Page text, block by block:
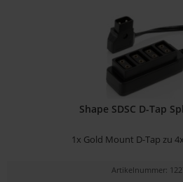
Shape SDSC D-Tap
1x Gold Mount D-Tap zu
Artikelnummer: